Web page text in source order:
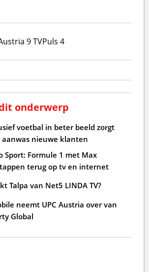
9 TVPuls 4
onderwerp
voetbal in beter beeld zorgt
aanwas nieuwe klanten
Sport: Formule 1 met Max
terug op tv en internet
Talpa van Net5 LINDA TV?
neemt UPC Austria over van
Global